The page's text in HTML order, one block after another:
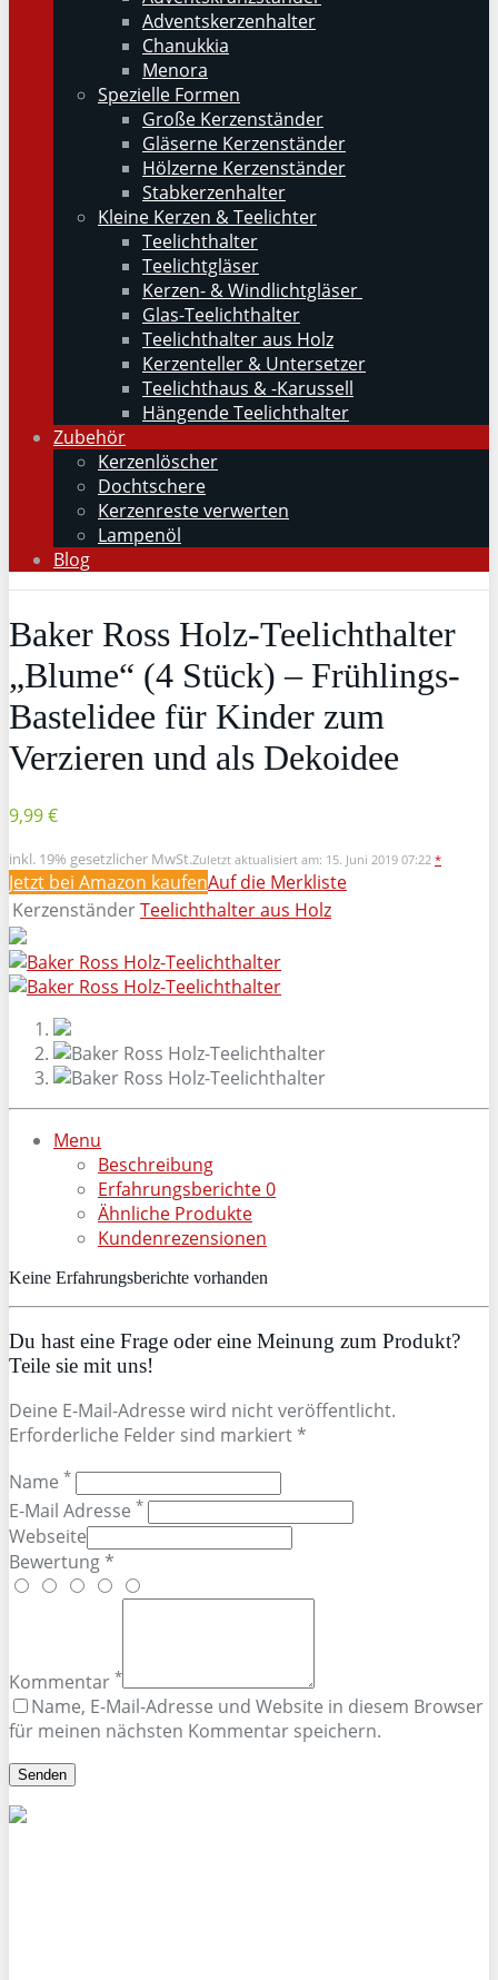
Adventskerzenhalter
Chanukkia
Menora
Spezielle Formen
Große Kerzenständer
Gläserne Kerzenständer
Hölzerne Kerzenständer
Stabkerzenhalter
Kleine Kerzen & Teelichter
Teelichthalter
Teelichtgläser
Kerzen- & Windlichtgläser
Glas-Teelichthalter
Teelichthalter aus Holz
Kerzenteller & Untersetzer
Teelichthaus & -Karussell
Hängende Teelichthalter
Zubehör
Kerzenlöscher
Dochtschere
Kerzenreste verwerten
Lampenöl
Blog
Baker Ross Holz-Teelichthalter
„Blume“ (4 Stück) – Frühlings-
Bastelidee für Kinder zum
Verzieren und als Dekoidee
9,99 €
inkl. 19% gesetzlicher MwSt.Zuletzt aktualisiert am: 15. Juni 2019 07:22 *
Jetzt bei Amazon kaufenAuf die Merkliste
KerzenständerTeelichthalter aus Holz
Menu
Beschreibung
Erfahrungsberichte0
Ähnliche Produkte
Kundenrezensionen
Keine Erfahrungsberichte vorhanden
Du hast eine Frage oder eine Meinung zum Produkt?
Teile sie mit uns!
Deine E-Mail-Adresse wird nicht veröffentlicht.
Erforderliche Felder sind markiert *
Name *
E-Mail Adresse *
Webseite
Bewertung *
Kommentar *
Name, E-Mail-Adresse und Website in diesem Browser
für meinen nächsten Kommentar speichern.